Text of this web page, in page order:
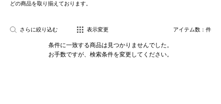
どの商品を取り揃えております。
さらに絞り込む 表示変更 アイテム数： 件
条件に一致する商品は見つかりませんでした。
お手数ですが、検索条件を変更してください。